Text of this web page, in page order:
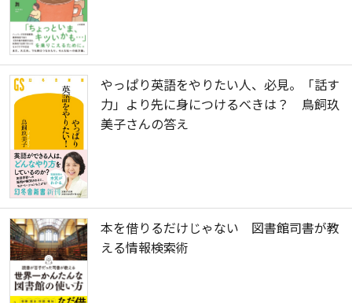
やっぱり英語をやりたい人、必見。「話す
力」より先に身につけるべきは？ 鳥飼玖
美子さんの答え
本を借りるだけじゃない 図書館司書が教
える情報検索術